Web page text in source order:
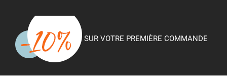
SUR VOTRE PREMIÈRE COMMANDE